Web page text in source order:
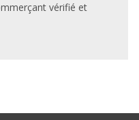
vérifié et